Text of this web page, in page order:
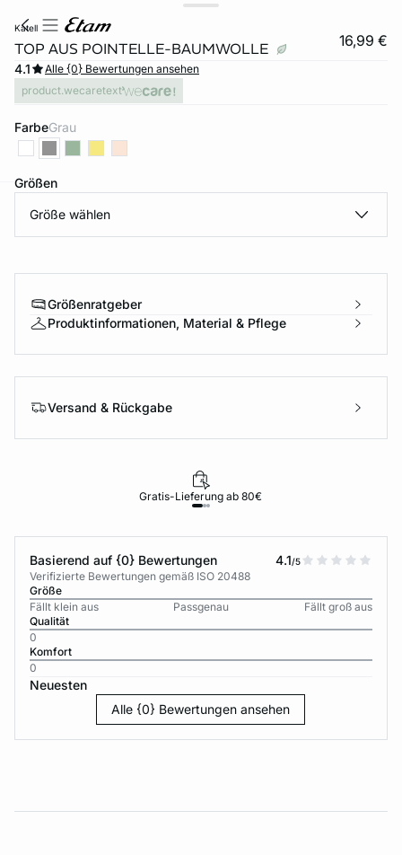
katell
TOP AUS POINTELLE-BAUMWOLLE 16,99 €
4.1
Alle {0} Bewertungen ansehen
product.wecaretext
Farbe grau
Größen
Größe wählen
Größenratgeber
Produktinformationen, Material & Pflege
Versand & Rückgabe
Gratis-Lieferung ab 80€
Basierend auf {0} Bewertungen 4.1/5
Verifizierte Bewertungen gemäß ISO 20488
Größe
Fällt klein aus
Passgenau
Fällt groß aus
Qualität
0
Komfort
0
Neuesten
Alle {0} Bewertungen ansehen